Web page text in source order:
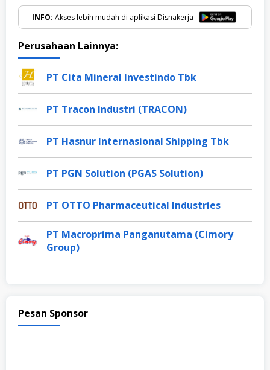
INFO: Akses lebih mudah di aplikasi Disnakerja
Perusahaan Lainnya:
PT Cita Mineral Investindo Tbk
PT Tracon Industri (TRACON)
PT Hasnur Internasional Shipping Tbk
PT PGN Solution (PGAS Solution)
PT OTTO Pharmaceutical Industries
PT Macroprima Panganutama (Cimory
Group)
Pesan Sponsor